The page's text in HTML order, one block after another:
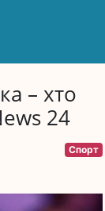
– хто
24
Спорт